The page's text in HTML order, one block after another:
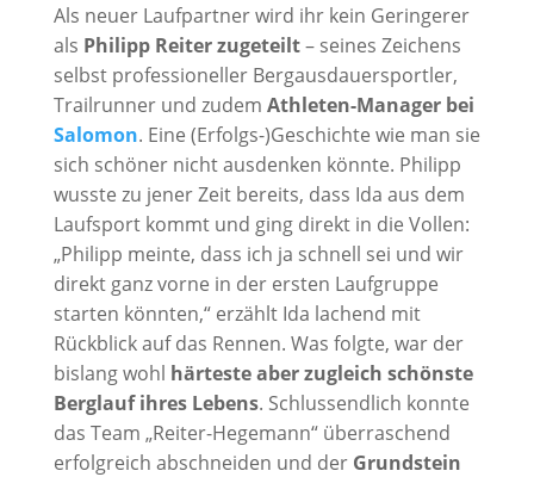
Als neuer Laufpartner wird ihr kein Geringerer
als Philipp Reiter zugeteilt– seines Zeichens
selbst professioneller Bergausdauersportler,
Trailrunner und zudem Athleten-Manager bei
Salomon. Eine (Erfolgs-)Geschichte wie man sie
sich schöner nicht ausdenken könnte. Philipp
wusste zu jener Zeit bereits, dass Ida aus dem
Laufsport kommt und ging direkt in die Vollen:
„Philipp meinte, dass ich ja schnell sei und wir
direkt ganz vorne in der ersten Laufgruppe
starten könnten,“ erzählt Ida lachend mit
Rückblick auf das Rennen. Was folgte, war der
bislang wohl härteste aber zugleich schönste
Berglauf ihres Lebens. Schlussendlich konnte
das Team „Reiter-Hegemann“ überraschend
erfolgreich abschneiden und der Grundstein